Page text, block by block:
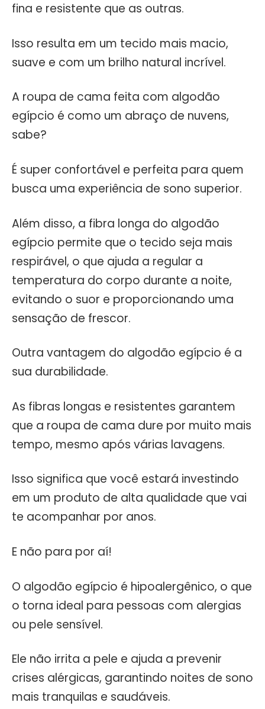
fina e resistente que as outras.
Isso resulta em um tecido mais macio,
suave e com um brilho natural incrível.
A roupa de cama feita com algodão
egípcio é como um abraço de nuvens,
sabe?
É super confortável e perfeita para quem
busca uma experiência de sono superior.
Além disso, a fibra longa do algodão
egípcio permite que o tecido seja mais
respirável, o que ajuda a regular a
temperatura do corpo durante a noite,
evitando o suor e proporcionando uma
sensação de frescor.
Outra vantagem do algodão egípcio é a
sua durabilidade.
As fibras longas e resistentes garantem
que a roupa de cama dure por muito mais
tempo, mesmo após várias lavagens.
Isso significa que você estará investindo
em um produto de alta qualidade que vai
te acompanhar por anos.
E não para por aí!
O algodão egípcio é hipoalergênico, o que
o torna ideal para pessoas com alergias
ou pele sensível.
Ele não irrita a pele e ajuda a prevenir
crises alérgicas, garantindo noites de sono
mais tranquilas e saudáveis.